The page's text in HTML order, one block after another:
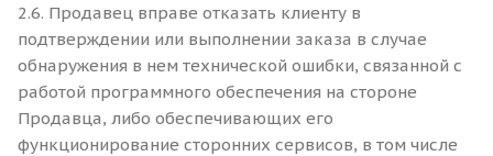
2.6. Продавец вправе отказать клиенту в
подтверждении или выполнении заказа в случае
обнаружения в нем технической ошибки, связанной с
работой программного обеспечения на стороне
Продавца, либо обеспечивающих его
функционирование сторонних сервисов, в том числе